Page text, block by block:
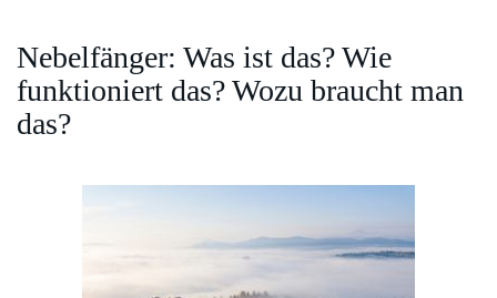
Nebelfänger: Was ist das? Wie
funktioniert das? Wozu braucht man
das?